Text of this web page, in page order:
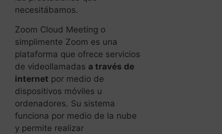
necesitábamos.
Zoom Cloud Meeting o
simplimente Zoom es una
plataforma que ofrece servicios
de videollamadas a través de
internet por medio de
dispositivos móviles u
ordenadores. Su sistema
funciona por medio de la nube
y permite realizar